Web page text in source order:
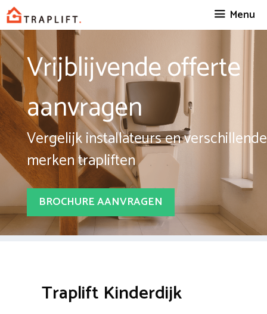
Spring
naar
inhoud
Menu
Vrijblijvende offerte
aanvragen
Vergelijk installateurs en verschillende
merken trapliften
BROCHURE AANVRAGEN
Traplift Kinderdijk